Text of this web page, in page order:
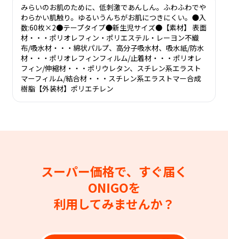
みらいのお肌のために、低刺激であんしん。ふわふわでや
わらかい肌触り。ゆるいうんちがお肌につきにくい。●入
数:60枚×2●テープタイプ●新生児サイズ●【素材】 表面
材・・・ポリオレフィン・ポリエステル・レーヨン不織
布/吸水材・・・綿状パルプ、高分子吸水材、吸水紙/防水
材・・・ポリオレフィンフィルム/止着材・・・ポリオレ
フィン/伸縮材・・・ポリウレタン、スチレン系エラスト
マーフィルム/結合材・・・スチレン系エラストマー合成
樹脂【外装材】ポリエチレン
スーパー価格で、すぐ届く
ONIGOを
利用してみませんか？